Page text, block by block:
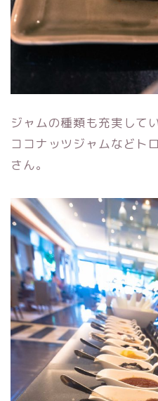
ジャムの種類も充実して
ココナッツジャムなどト
さん。